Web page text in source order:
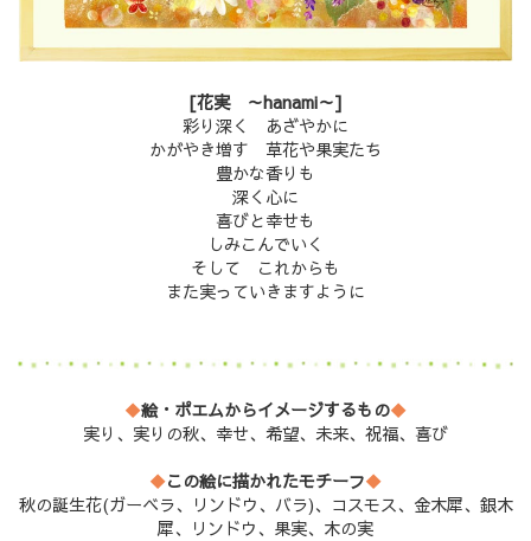
[花実 ～hanami～]
彩り深く あざやかに
かがやき増す 草花や果実たち
豊かな香りも
深く心に
喜びと幸せも
しみこんでいく
そして これからも
また実っていきますように
◆絵・ポエムからイメージするもの◆
実り、実りの秋、幸せ、希望、未来、祝福、喜び
◆この絵に描かれたモチーフ◆
秋の誕生花(ガーベラ、リンドウ、バラ)、コスモス、金木犀、銀木
犀、リンドウ、果実、木の実